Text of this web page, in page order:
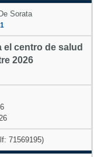
Sorata
centro de salud
2026
71569195)